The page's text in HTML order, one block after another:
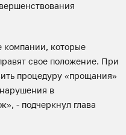
компании, которые
свое положение. При
процедуру «прощания»
в
- подчеркнул глава